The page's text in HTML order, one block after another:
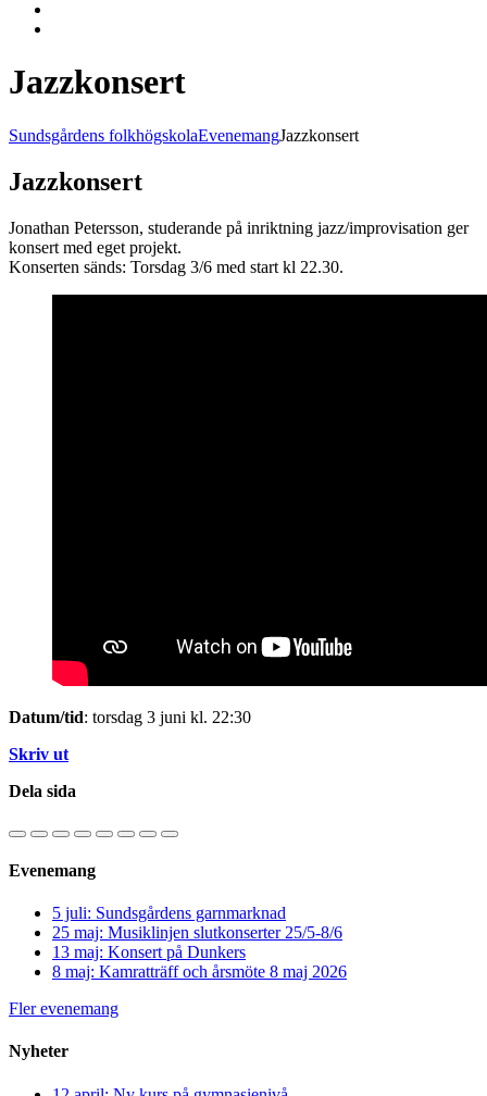
Jazzkonsert
Sundsgårdens folkhögskolaEvenemangJazzkonsert
Jazzkonsert
Jonathan Petersson, studerande på inriktning jazz/improvisation ger
konsert med eget projekt.
Konserten sänds: Torsdag 3/6 med start kl 22.30.
Datum/tid: torsdag 3 juni kl. 22:30
Skriv ut
Dela sida
Evenemang
5 juli: Sundsgårdens garnmarknad
25 maj: Musiklinjen slutkonserter 25/5-8/6
13 maj: Konsert på Dunkers
8 maj: Kamratträff och årsmöte 8 maj 2026
Fler evenemang
Nyheter